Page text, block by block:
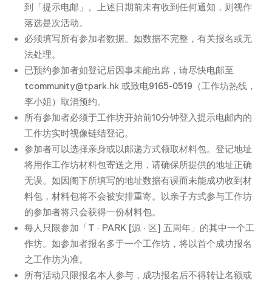
到「提示电邮」。上述日期前未有收到任何通知，则视作
落选是次活动。
必须填写所有参加者数据。如数据不完整，有关报名或无
法处理。
已预约参加者如登记后因事未能出席，请尽快电邮至
tcommunity@tpark.hk 或致电9165-0519（工作坊热线，
李小姐）取消预约。
所有参加者必须于工作坊开始前10分钟登入提示电邮内的
工作坊实时视像链结登记。
参加者可以选择亲身或以邮递方式领取材料包。登记地址
将用作工作坊材料包寄送之用，请确保所提供的地址正确
无误。如因阁下所填写的地址数据有误而未能成功收到材
料包，材料包将不会被安排重寄。以亲子方式参与工作坊
的参加者将只会获得一份材料包。
每人只限参加「T · PARK [源 · 区] 五周年」的其中一个工
作坊。如参加者报名多于一个工作坊，将以首个成功报名
之工作坊为准。
所有活动只限报名本人参与，成功报名后不得转让名额或